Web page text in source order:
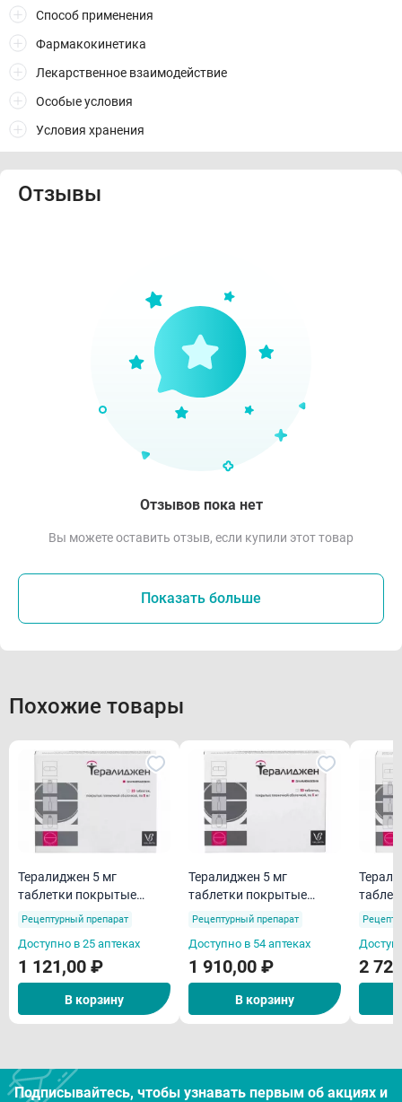
Способ применения
Фармакокинетика
Лекарственное взаимодействие
Особые условия
Условия хранения
Отзывы
Отзывов пока нет
Вы можете оставить отзыв, если купили этот товар
Показать больше
Похожие товары
Тералиджен 5 мг
таблетки покрытые
пленочной оболочкой
Рецептурный препарат
Доступно в 25 аптеках
1 121,00 ₽
В корзину
Тералиджен 5 мг
таблетки покрытые
пленочной оболочкой
Рецептурный препарат
Доступно в 54 аптеках
1 910,00 ₽
В корзину
2
Подписывайтесь, чтобы узнавать первым об акцияx и